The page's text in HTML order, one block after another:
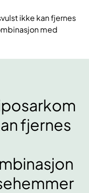
ikke kan fjernes
med
fjernes